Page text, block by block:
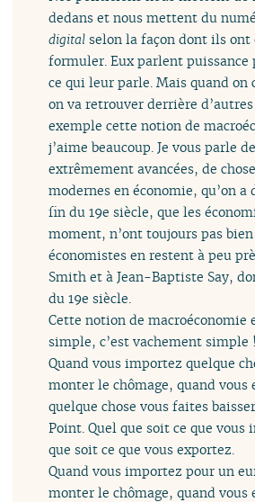
dedans et nous mettent du
digital selon la façon dont ils ont
formuler. Eux parlent puissance
ce qui leur parle. Mais quand on
on va retrouver derrière
exemple cette notion de
j’aime beaucoup. Je vous parle
extrêmement avancées, de
modernes en économie, qu’on a
fin du 19e siècle, que les
moment, n’ont toujours pas
économistes en restent à peu
Smith et à Jean-Baptiste Say,
du 19e siècle.
Cette notion de macroéconomie
simple, c’est vachement simple !
Quand vous importez quelque
monter le chômage, quand vous
quelque chose vous faites
Point. Quel que soit ce que vous
que soit ce que vous exportez.
Quand vous importez pour un
monter le chômage, quand vous